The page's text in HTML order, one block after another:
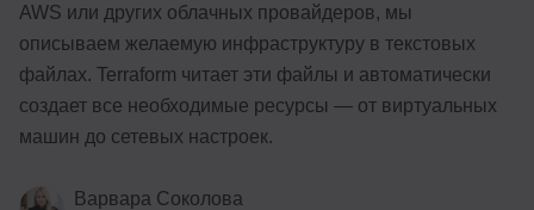
AWS или других облачных провайдеров, мы
описываем желаемую инфраструктуру в текстовых
файлах. Terraform читает эти файлы и автоматически
создает все необходимые ресурсы — от виртуальных
машин до сетевых настроек.
Варвара Соколова